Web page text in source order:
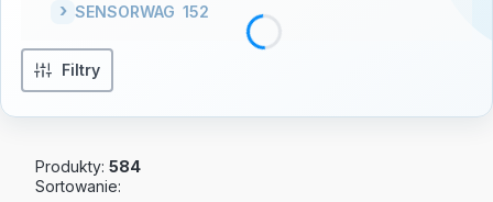
SENSORWAG 152
Filtry
Produkty: 584
Lista produktów
Sortowanie: